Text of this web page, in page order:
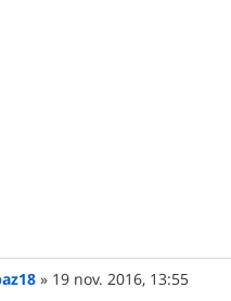
» 19 nov. 2016, 13:55